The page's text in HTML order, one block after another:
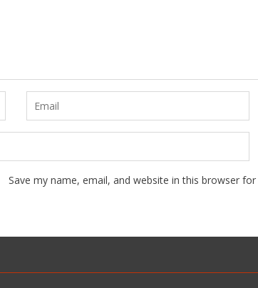
Save my name, email, and website in this browser